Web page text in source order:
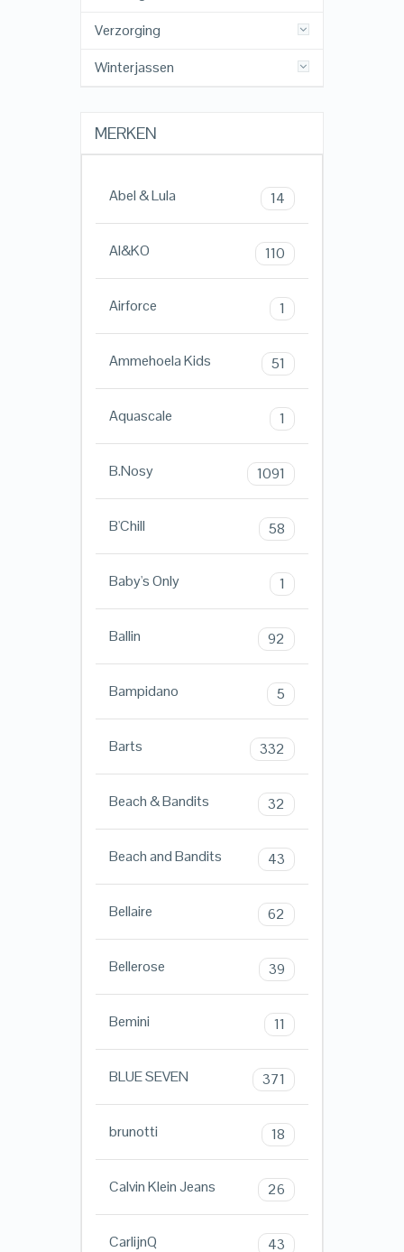
Verzorging
Winterjassen
MERKEN
Abel & Lula 14
AI&KO 110
Airforce 1
Ammehoela Kids 51
Aquascale 1
B.Nosy 1091
B'Chill 58
Baby's Only 1
Ballin 92
Bampidano 5
Barts 332
Beach & Bandits 32
Beach and Bandits 43
Bellaire 62
Bellerose 39
Bemini 11
BLUE SEVEN 371
brunotti 18
Calvin Klein Jeans 26
CarlijnQ 43